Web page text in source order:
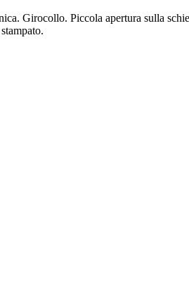
Girocollo. Piccola apertura sulla